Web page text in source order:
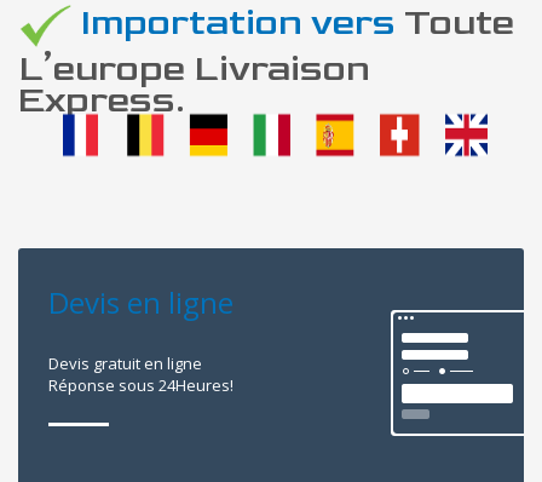
Importation vers Toute
L’europe Livraison
Express.
Devis en ligne
Devis gratuit en ligne
Réponse sous 24Heures!